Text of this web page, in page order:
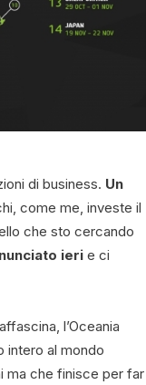
di business. Un
come me, investe il
che sto cercando
ieri e ci
l’Oceania
intero al mondo
ma che finisce per far